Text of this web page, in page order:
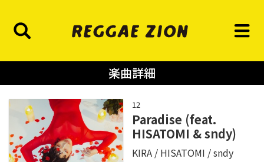
楽曲詳細
12
Paradise (feat.
HISATOMI & sndy)
KIRA HISATOMI sndy